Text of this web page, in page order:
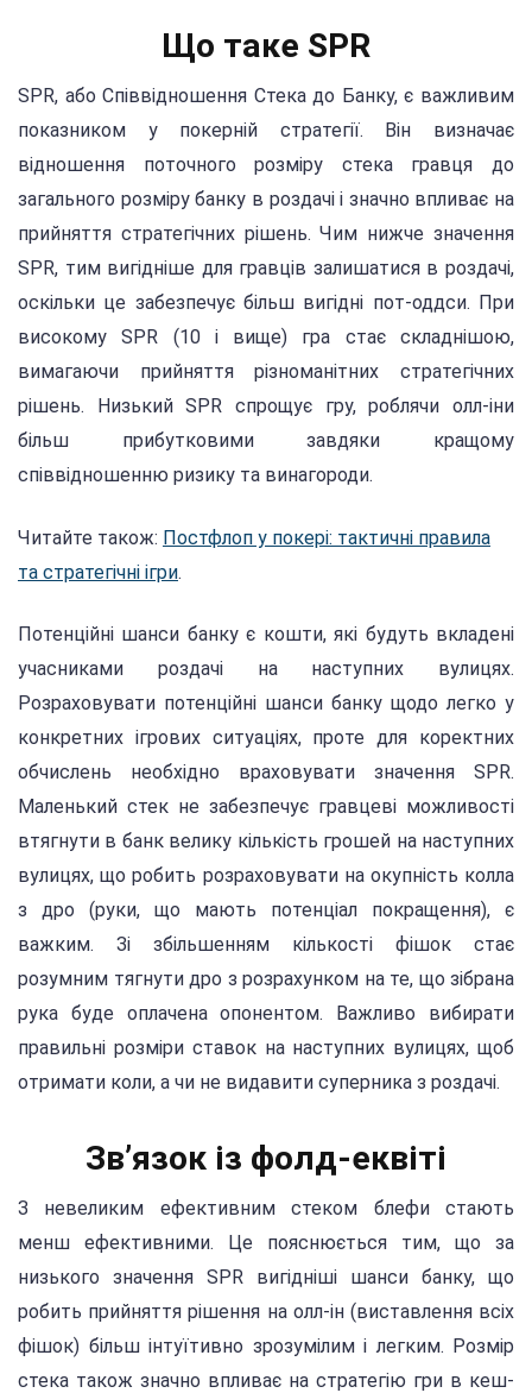
Що таке SPR
SPR, або Співвідношення Стека до Банку, є важливим
показником у покерній стратегії. Він визначає
відношення поточного розміру стека гравця до
загального розміру банку в роздачі і значно впливає на
прийняття стратегічних рішень. Чим нижче значення
SPR, тим вигідніше для гравців залишатися в роздачі,
оскільки це забезпечує більш вигідні пот-оддси. При
високому SPR (10 і вище) гра стає складнішою,
вимагаючи прийняття різноманітних стратегічних
рішень. Низький SPR спрощує гру, роблячи олл-іни
більш прибутковими завдяки кращому
співвідношенню ризику та винагороди.
Читайте також: Постфлоп у покері: тактичні правила
та стратегічні ігри.
Потенційні шанси банку є кошти, які будуть вкладені
учасниками роздачі на наступних вулицях.
Розраховувати потенційні шанси банку щодо легко у
конкретних ігрових ситуаціях, проте для коректних
обчислень необхідно враховувати значення SPR.
Маленький стек не забезпечує гравцеві можливості
втягнути в банк велику кількість грошей на наступних
вулицях, що робить розраховувати на окупність колла
з дро (руки, що мають потенціал покращення), є
важким. Зі збільшенням кількості фішок стає
розумним тягнути дро з розрахунком на те, що зібрана
рука буде оплачена опонентом. Важливо вибирати
правильні розміри ставок на наступних вулицях, щоб
отримати коли, а чи не видавити суперника з роздачі.
Зв’язок із фолд-еквіті
З невеликим ефективним стеком блефи стають
менш ефективними. Це пояснюється тим, що за
низького значення SPR вигідніші шанси банку, що
робить прийняття рішення на олл-ін (виставлення всіх
фішок) більш інтуїтивно зрозумілим і легким. Розмір
стека також значно впливає на стратегію гри в кеш-